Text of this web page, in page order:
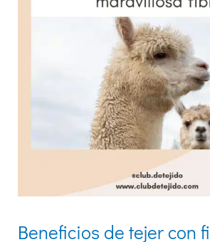
Beneficios de tejer con